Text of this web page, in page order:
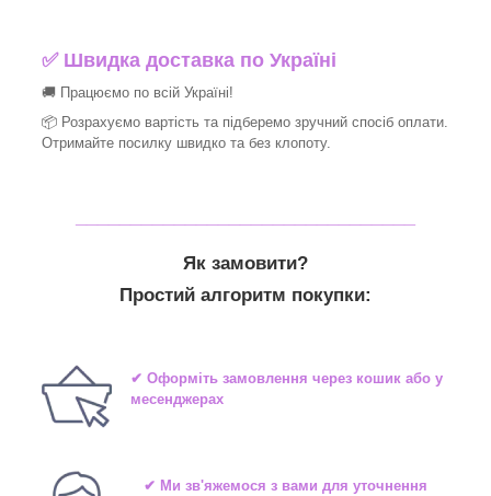
✅Швидка доставка по Україні
🚚 Працюємо по всій Україні!
📦 Розрахуємо вартість та підберемо зручний спосіб оплати.
Отримайте посилку швидко та без клопоту.
Як замовити?
Простий алгоритм покупки:
✔ Оформіть замовлення через кошик або у
месенджерах
✔ Ми зв'яжемося з вами для уточнення